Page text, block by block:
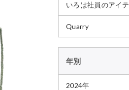
いろは社員のアイ
Quarry
年別
2024年